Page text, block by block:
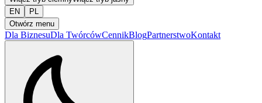
EN
PL
Otwórz menu
Dla BiznesuDla TwórcówCennikBlogPartnerstwoKontakt